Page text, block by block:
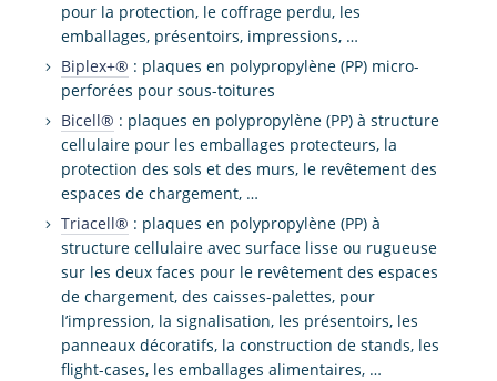
pour la protection, le coffrage perdu, les
emballages, présentoirs, impressions, …
Biplex+® : plaques en polypropylène (PP) micro-
perforées pour sous-toitures
Bicell® : plaques en polypropylène (PP) à structure
cellulaire pour les emballages protecteurs, la
protection des sols et des murs, le revêtement des
espaces de chargement, …
Triacell® : plaques en polypropylène (PP) à
structure cellulaire avec surface lisse ou rugueuse
sur les deux faces pour le revêtement des espaces
de chargement, des caisses-palettes, pour
l’impression, la signalisation, les présentoirs, les
panneaux décoratifs, la construction de stands, les
flight-cases, les emballages alimentaires, …